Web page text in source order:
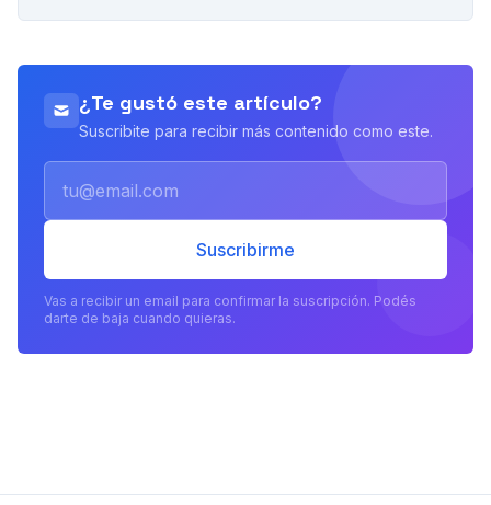
¿Te gustó este artículo?
Suscribite para recibir más contenido como este.
Suscribirme
Vas a recibir un email para confirmar la suscripción. Podés
darte de baja cuando quieras.